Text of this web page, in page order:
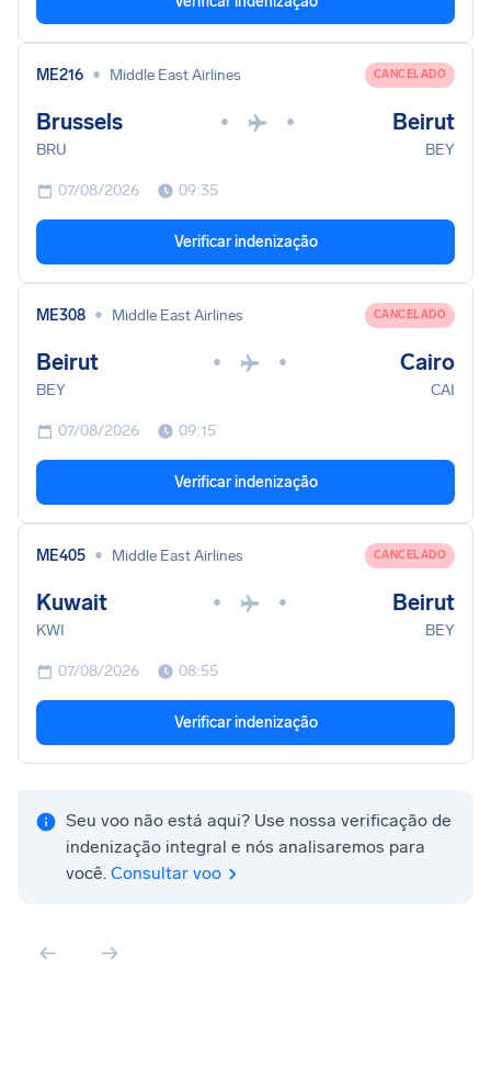
ME216 • Middle East Airlines CANCELADO
Brussels • • Beirut
BRU BEY
07/08/2026 09:35
Verificar indenização
ME308 • Middle East Airlines CANCELADO
Beirut • • Cairo
BEY CAI
07/08/2026 09:15
Verificar indenização
ME405 • Middle East Airlines CANCELADO
Kuwait • • Beirut
KWI BEY
07/08/2026 08:55
Verificar indenização
Seu voo não está aqui? Use nossa verificação de
indenização integral e nós analisaremos para
você. Consultar voo